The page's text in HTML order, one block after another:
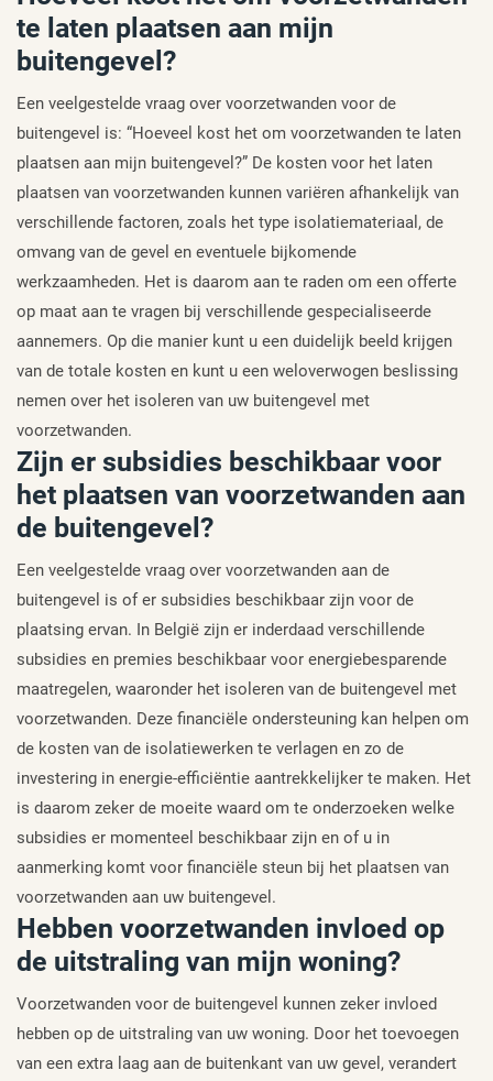
te laten plaatsen aan mijn
buitengevel?
Een veelgestelde vraag over voorzetwanden voor de
buitengevel is: “Hoeveel kost het om voorzetwanden te laten
plaatsen aan mijn buitengevel?” De kosten voor het laten
plaatsen van voorzetwanden kunnen variëren afhankelijk van
verschillende factoren, zoals het type isolatiemateriaal, de
omvang van de gevel en eventuele bijkomende
werkzaamheden. Het is daarom aan te raden om een offerte
op maat aan te vragen bij verschillende gespecialiseerde
aannemers. Op die manier kunt u een duidelijk beeld krijgen
van de totale kosten en kunt u een weloverwogen beslissing
nemen over het isoleren van uw buitengevel met
voorzetwanden.
Zijn er subsidies beschikbaar voor
het plaatsen van voorzetwanden aan
de buitengevel?
Een veelgestelde vraag over voorzetwanden aan de
buitengevel is of er subsidies beschikbaar zijn voor de
plaatsing ervan. In België zijn er inderdaad verschillende
subsidies en premies beschikbaar voor energiebesparende
maatregelen, waaronder het isoleren van de buitengevel met
voorzetwanden. Deze financiële ondersteuning kan helpen om
de kosten van de isolatiewerken te verlagen en zo de
investering in energie-efficiëntie aantrekkelijker te maken. Het
is daarom zeker de moeite waard om te onderzoeken welke
subsidies er momenteel beschikbaar zijn en of u in
aanmerking komt voor financiële steun bij het plaatsen van
voorzetwanden aan uw buitengevel.
Hebben voorzetwanden invloed op
de uitstraling van mijn woning?
Voorzetwanden voor de buitengevel kunnen zeker invloed
hebben op de uitstraling van uw woning. Door het toevoegen
van een extra laag aan de buitenkant van uw gevel, verandert